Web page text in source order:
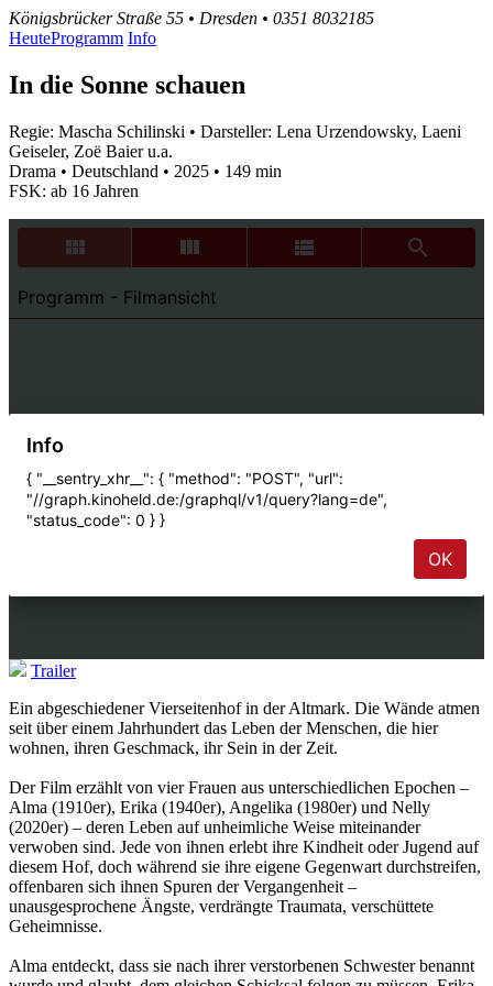
Königsbrücker Straße 55 • Dresden • 0351 8032185
HeuteProgramm Info
In die Sonne schauen
Regie: Mascha Schilinski • Darsteller: Lena Urzendowsky, Laeni
Geiseler, Zoë Baier u.a.
Drama • Deutschland • 2025 • 149 min
FSK: ab 16 Jahren
Trailer
Ein abgeschiedener Vierseitenhof in der Altmark. Die Wände atmen
seit über einem Jahrhundert das Leben der Menschen, die hier
wohnen, ihren Geschmack, ihr Sein in der Zeit.
Der Film erzählt von vier Frauen aus unterschiedlichen Epochen –
Alma (1910er), Erika (1940er), Angelika (1980er) und Nelly
(2020er) – deren Leben auf unheimliche Weise miteinander
verwoben sind. Jede von ihnen erlebt ihre Kindheit oder Jugend auf
diesem Hof, doch während sie ihre eigene Gegenwart durchstreifen,
offenbaren sich ihnen Spuren der Vergangenheit –
unausgesprochene Ängste, verdrängte Traumata, verschüttete
Geheimnisse.
Alma entdeckt, dass sie nach ihrer verstorbenen Schwester benannt